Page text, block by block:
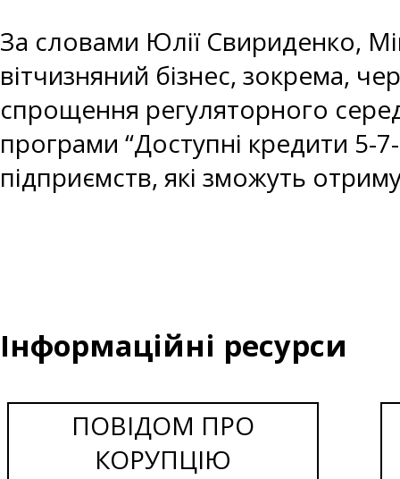
За словами Юлії Свириденко,
вітчизняний бізнес, зокрема,
спрощення регуляторного
програми “Доступні кредити 5-
підприємств, які зможуть
Інформаційні ресурси
ПОВІДОМ ПРО
КОРУПЦІЮ